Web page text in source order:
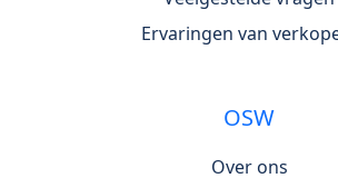
Ervaringen van
OSW
Over ons